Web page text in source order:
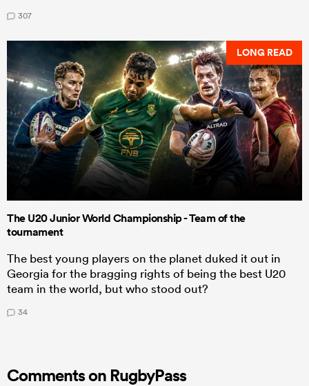
307
LONG READ
The U20 Junior World Championship - Team of the
tournament
The best young players on the planet duked it out in
Georgia for the bragging rights of being the best U20
team in the world, but who stood out?
34
Comments on RugbyPass